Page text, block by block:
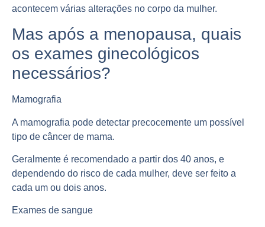
acontecem várias alterações no corpo da mulher.
Mas após a menopausa, quais
os exames ginecológicos
necessários?
Mamografia
A mamografia pode detectar precocemente um possível
tipo de câncer de mama.
Geralmente é recomendado a partir dos 40 anos, e
dependendo do risco de cada mulher, deve ser feito a
cada um ou dois anos.
Exames de sangue